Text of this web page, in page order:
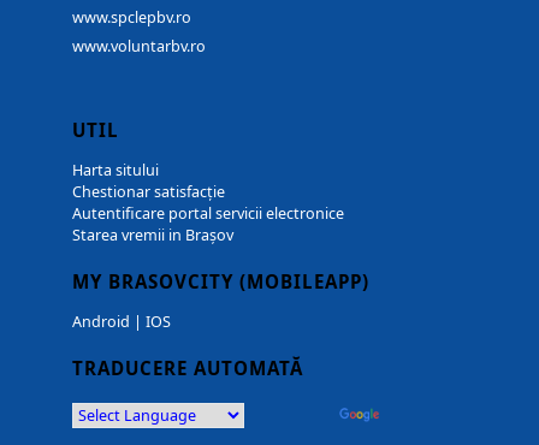
www.spclepbv.ro
www.voluntarbv.ro
UTIL
Harta sitului
Chestionar satisfacție
Autentificare portal servicii electronice
Starea vremii in Brașov
MY BRASOVCITY (MOBILEAPP)
Android | IOS
TRADUCERE AUTOMATĂ